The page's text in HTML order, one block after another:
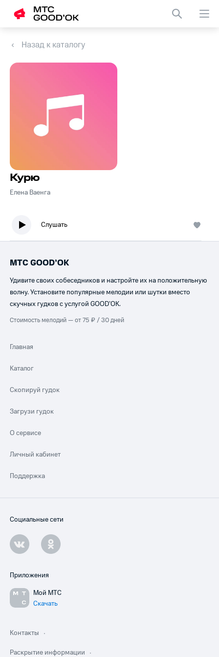
Назад к каталогу
Курю
Елена Ваенга
Слушать
МТС GOOD’OK
Удивите своих собеседников и настройте их на положительную
волну. Установите популярные мелодии или шутки вместо
скучных гудков с услугой GOOD’OK.
Стоимость мелодий — от 75 ₽ / 30 дней
Главная
Каталог
Скопируй гудок
Загрузи гудок
О сервисе
Личный кабинет
Поддержка
Социальные сети
Приложения
Мой МТС
Скачать
Контакты
Раскрытие информации